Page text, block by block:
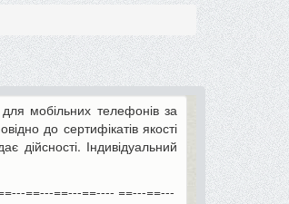
мобільних телефонів за
до сертифікатів якості
дійсності. Індивідуальний
==---==---==---- ==---==---